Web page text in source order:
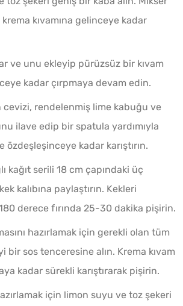
krema kıvamına gelinceye kadar
ve unu ekleyip pürüzsüz bir kıvam
kadar çırpmaya devam edin.
cevizi, rendelenmiş lime kabuğu ve
ilave edip bir spatula yardımıyla
kadar karıştırın.
kağıt serili 18 cm çapındaki üç
kalıbına paylaştırın. Kekleri
180 derece fırında 25-30 dakika pişirin.
hazırlamak için gerekli olan tüm
bir sos tenceresine alın. Krema kıvam
kadar sürekli karıştırarak pişirin.
için limon suyu ve toz şekeri